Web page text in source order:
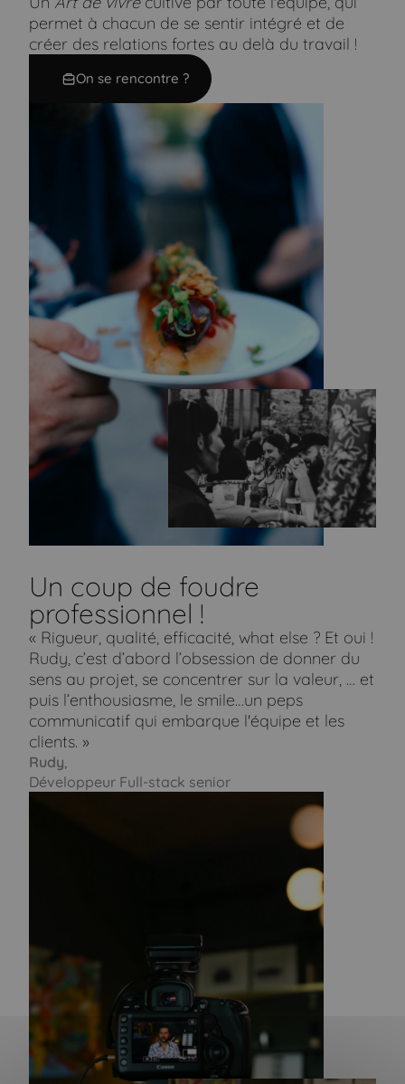
permet à chacun de se sentir intégré et de
créer des relations fortes au delà du travail !
On se rencontre ?
Un coup de foudre
professionnel !
« Rigueur, qualité, efficacité, what else ? Et oui !
Rudy, c’est d’abord l’obsession de donner du
sens au projet, se concentrer sur la valeur, … et
puis l’enthousiasme, le smile…un peps
communicatif qui embarque l'équipe et les
clients. »
Rudy,
Développeur Full-stack senior